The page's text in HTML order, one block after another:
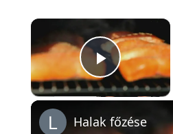
×
Play
Halak főzése